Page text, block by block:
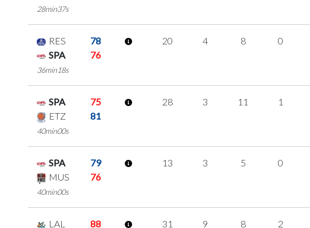
28min37s
RES
78
SPA
76
36min18s
20 4 8 0
SPA
75
ETZ
81
40min00s
28 3 11 1
SPA
79
MUS
76
40min00s
13 3 5 0
LAL
88
31 9 8 2